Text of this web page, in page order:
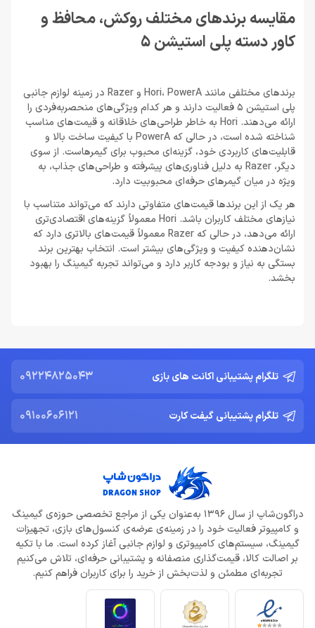
مقایسه برندهای مختلف روکش، محافظ و
کاور دسته پلی استیشن 5
برندهای مختلفی مانند Hori، PowerA و Razer در زمینه لوازم جانبی
پلی استیشن 5 فعالیت دارند و هر کدام ویژگی‌های منحصربه‌فردی را
ارائه می‌دهند. Hori به خاطر طراحی‌های خلاقانه و قیمت‌های مناسب
شناخته شده است، در حالی که PowerA با کیفیت ساخت بالا و
قابلیت‌های کاربردی خود، گزینه‌ای محبوب برای گیمرهاست. از سوی
دیگر، Razer به دلیل فناوری‌های پیشرفته و طراحی‌های جذاب، به
ویژه در میان گیمرهای حرفه‌ای محبوبیت دارد.
هر یک از این برندها قیمت‌های متفاوتی دارند که می‌تواند متناسب با
نیازهای مختلف کاربران باشد. Hori معمولاً گزینه‌های اقتصادی‌تری
ارائه می‌دهد، در حالی که Razer معمولاً قیمت‌های بالاتری دارد که
نشان‌دهنده کیفیت و ویژگی‌های بیشتر است. انتخاب بهترین برند
بستگی به نیاز و بودجه کاربر دارد و می‌تواند تجربه گیمینگ را بهبود
بخشد.
تلگرام پشتیبانی اکانت های بازی 09224825043
تلگرام پشتیبانی گیفت کارت 09100606121
دراگون‌شاپ از سال 1396 به‌عنوان یکی از مراجع تخصصی حوزه‌ی گیمینگ
و کامپیوتر فعالیت خود را در زمینه‌ی عرضه‌ی کنسول‌های بازی، تجهیزات
گیمینگ، سیستم‌های کامپیوتری و لوازم جانبی آغاز کرده است. ما با تکیه
بر اصالت کالا، قیمت‌گذاری منصفانه و پشتیبانی حرفه‌ای، تلاش می‌کنیم
تجربه‌ای مطمئن و لذت‌بخش از خرید را برای کاربران فراهم کنیم.